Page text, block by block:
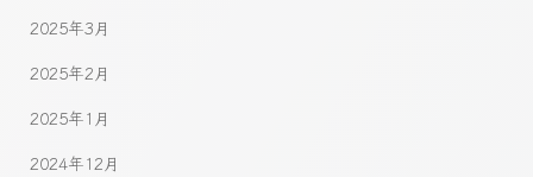
2025年3月
2025年2月
2025年1月
2024年12月